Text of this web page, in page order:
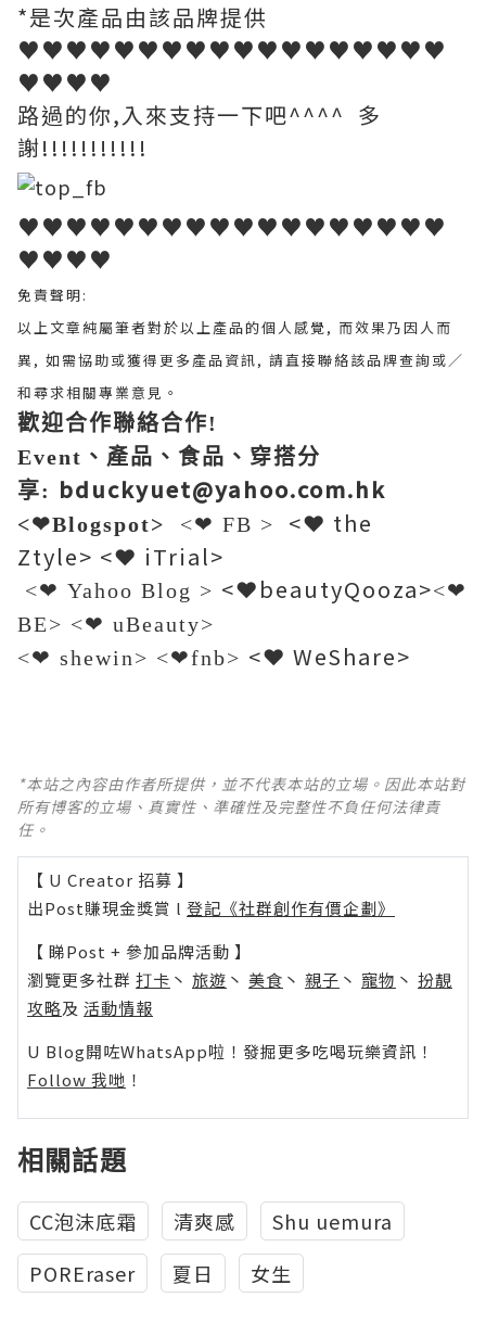
*是次產品由該品牌提供
♥♥♥♥♥♥♥♥♥♥♥♥♥♥♥♥♥♥
♥♥♥♥
路過的你,入來支持一下吧^^^^ 多
謝!!!!!!!!!!!
♥♥♥♥♥♥♥♥♥♥♥♥♥♥♥♥♥♥
♥♥♥♥
免責聲明:
以上文章純屬筆者對於以上產品的個人感覺, 而效果乃因人而
異, 如需協助或獲得更多產品資訊, 請直接聯絡該品牌查詢或∕
和尋求相關專業意見。
歡迎合作聯絡合作!
Event、產品、食品、穿搭分
享: bduckyuet@yahoo.com.hk
<❤Blogspot> <❤ FB >
<❤ the
Ztyle> <❤ iTrial>
<❤ Yahoo Blog > <❤beautyQooza><❤
BE> <❤ uBeauty>
<❤ shewin> <❤fnb> <❤ WeShare>
*本站之內容由作者所提供，並不代表本站的立場。因此本站對
所有博客的立場、真實性、準確性及完整性不負任何法律責
任。
【 U Creator 招募 】
出Post賺現金獎賞 l 登記《社群創作有價企劃》
【 睇Post + 參加品牌活動 】
瀏覽更多社群 打卡 丶 旅遊 丶 美食 丶 親子 丶 寵物 丶 扮靚
攻略及 活動情報
U Blog開咗WhatsApp啦！發掘更多吃喝玩樂資訊！
Follow 我哋 ！
相關話題
CC泡沫底霜 清爽感
Shu uemura
POREraser
夏日 女生